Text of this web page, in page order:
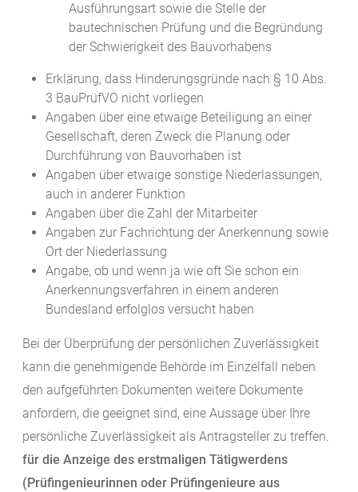
Ausführungsart sowie die Stelle der
bautechnischen Prüfung und die Begründung
der Schwierigkeit des Bauvorhabens
Erklärung, dass Hinderungsgründe nach § 10 Abs.
3 BauPrüfVO nicht vorliegen
Angaben über eine etwaige Beteiligung an einer
Gesellschaft, deren Zweck die Planung oder
Durchführung von Bauvorhaben ist
Angaben über etwaige sonstige Niederlassungen,
auch in anderer Funktion
Angaben über die Zahl der Mitarbeiter
Angaben zur Fachrichtung der Anerkennung sowie
Ort der Niederlassung
Angabe, ob und wenn ja wie oft Sie schon ein
Anerkennungsverfahren in einem anderen
Bundesland erfolglos versucht haben
Bei der Überprüfung der persönlichen Zuverlässigkeit
kann die genehmigende Behörde im Einzelfall neben
den aufgeführten Dokumenten weitere Dokumente
anfordern, die geeignet sind, eine Aussage über Ihre
persönliche Zuverlässigkeit als Antragsteller zu treffen.
für die Anzeige des erstmaligen Tätigwerdens
(Prüfingenieurinnen oder Prüfingenieure aus